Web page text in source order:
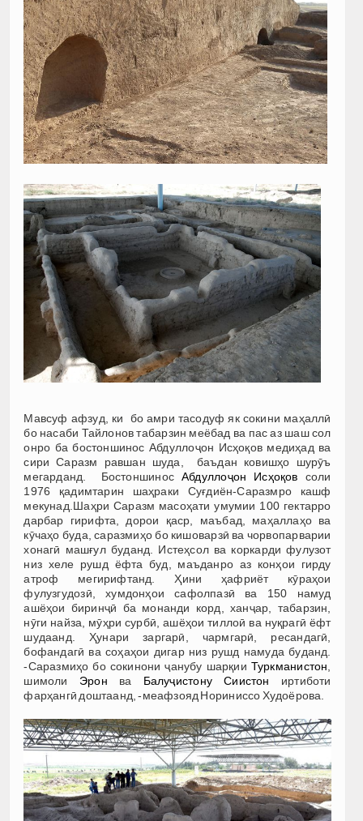
Мавсуф афзуд, ки бо амри тасодуф як сокини маҳаллӣ
бо насаби Тайлонов табарзин меёбад ва пас аз шаш сол
онро ба бостоншинос Абдуллоҷон Исҳоқов медиҳад ва
сири Саразм равшан шуда, баъдан ковишҳо шурӯъ
мегарданд. БостоншиносАбдуллоҷон Исҳоқов соли
1976 қадимтарин шаҳраки Суғдиён-Саразмро кашф
мекунад.Шаҳри Саразм масоҳати умумии 100 гектарро
дарбар гирифта, дорои қаср, маъбад, маҳаллаҳо ва
кӯчаҳо буда, саразмиҳо бо кишоварзӣ ва чорвопарварии
хонагӣ машғул буданд. Истеҳсол ва коркарди фулузот
низ хеле рушд ёфта буд, маъданро аз конҳои гирду
атроф мегирифтанд. Ҳини ҳафриёт кӯраҳои
фулузгудозӣ, хумдонҳои сафолпазӣ ва 150 намуд
ашёҳои биринҷӣ ба монанди корд, ханҷар, табарзин,
нӯги найза, мӯҳри сурбӣ, ашёҳои тиллоӣ ва нуқрагӣ ёфт
шудаанд. Ҳунари заргарӣ, чармгарӣ, ресандагӣ,
бофандагӣ ва соҳаҳои дигар низ рушд намуда буданд.
-Саразмиҳо бо сокинони ҷанубу шарқии Туркманистон
шимоли Эрон ва Балуҷистону Сиистон
иртиботи
фарҳангӣ доштаанд, -меафзояд Нориниссо Худоёрова.